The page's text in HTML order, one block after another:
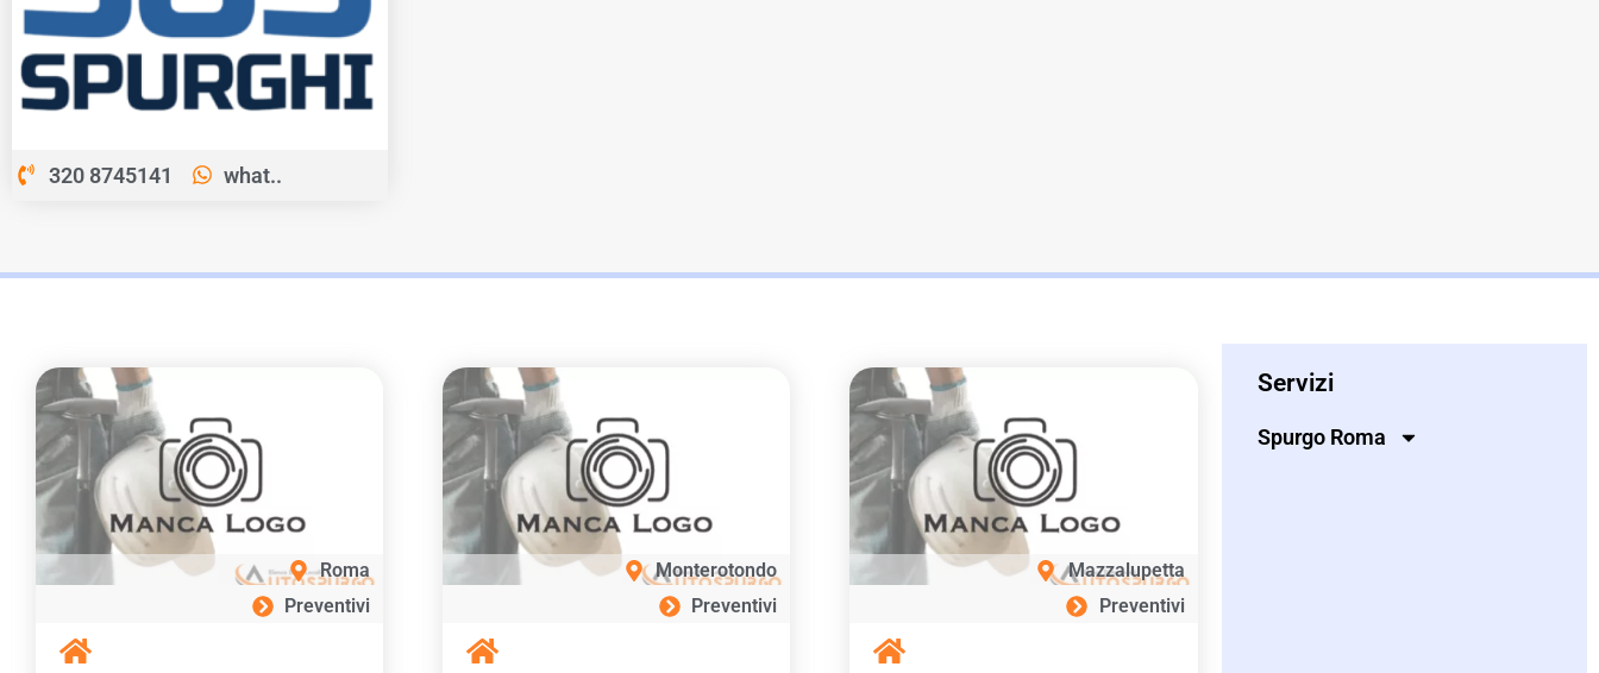
320 8745141 what..
Roma
Preventivi
Monterotondo
Preventivi
Mazzalupetta
Preventivi
Servizi
Spurgo Roma